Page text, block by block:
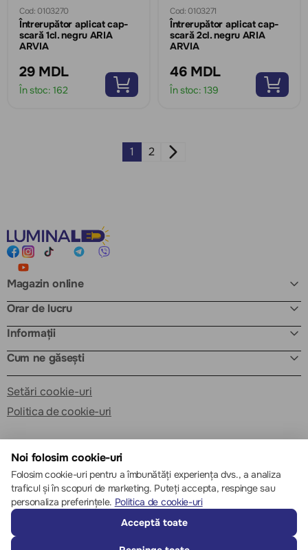
Cod: 0103270
Întrerupător aplicat cap-
scară 1cl. negru ARIA
ARVIA
29 MDL
În stoc: 162
Cod: 0103271
Întrerupător aplicat cap-
scară 2cl. negru ARIA
ARVIA
46 MDL
În stoc: 139
1 2
Magazin online
Orar de lucru
Informații
Cum ne găsești
Setări cookie-uri
Politica de cookie-uri
© 2013 – 2026 ECOM
Noi folosim cookie-uri
Folosim cookie-uri pentru a îmbunătăți experiența dvs., a analiza
traficul și în scopuri de marketing. Puteți accepta, respinge sau
personaliza preferințele. Politica de cookie-uri
Acceptă toate